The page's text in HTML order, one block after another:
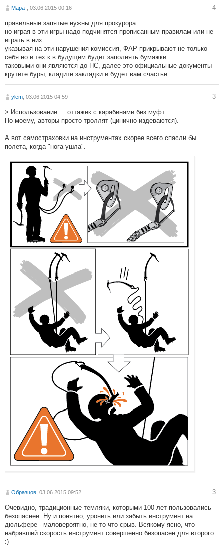
Марат, 03.06.2015 00:16 4
правильные запятые нужны для прокурора
но играя в эти игры надо подчинятся прописанным правилам или не
играть в них
указывая на эти нарушения комиссия, ФАР прикрывают не только
себя но и тех к в будущем будет заполнять бумажки
таковыми они являются до НС, далее это официальные документы
крутите буры, кладите закладки и будет вам счастье
ylem , 03.06.2015 04:59 3
> Использование ... оттяжек с карабинами без муфт
По-моему, авторы просто троллят (цинично издеваются).
А вот самостраховки на инструментах скорее всего спасли бы
полета, когда "нога ушла".
Образцов , 03.06.2015 09:52 3
Очевидно, традиционные темляки, которыми 100 лет пользовались
безопаснее. Ну и понятно, уронить или забыть инструмент на
дюльфере - маловероятно, не то что срыв. Всякому ясно, что
набравший скорость инструмент совершенно безопасен для второго.
:)